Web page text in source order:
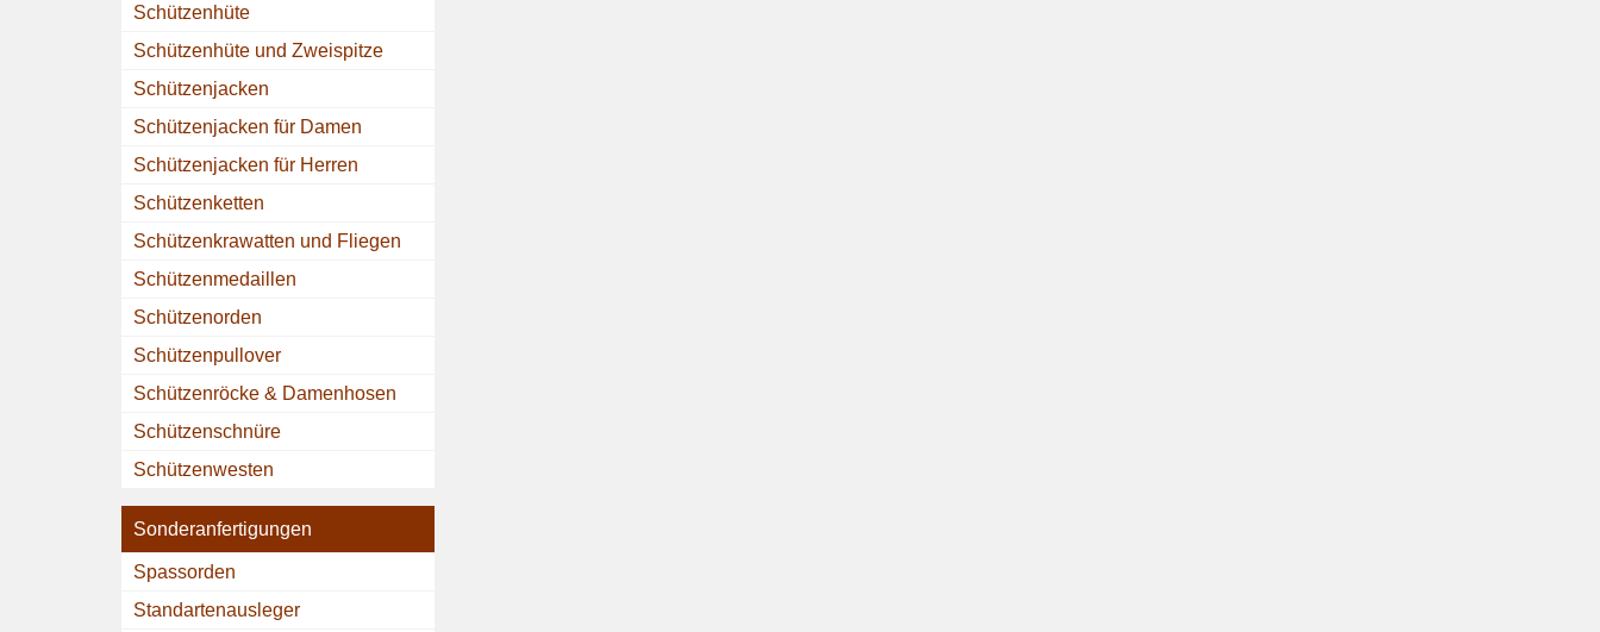
Schützenhüte
Schützenhüte und Zweispitze
Schützenjacken
Schützenjacken für Damen
Schützenjacken für Herren
Schützenketten
Schützenkrawatten und Fliegen
Schützenmedaillen
Schützenorden
Schützenpullover
Schützenröcke & Damenhosen
Schützenschnüre
Schützenwesten
Sonderanfertigungen
Spassorden
Standartenausleger